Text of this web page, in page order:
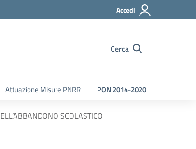
Accedi
Cerca
Attuazione Misure PNRR PON 2014-2020
SCOLASTICO